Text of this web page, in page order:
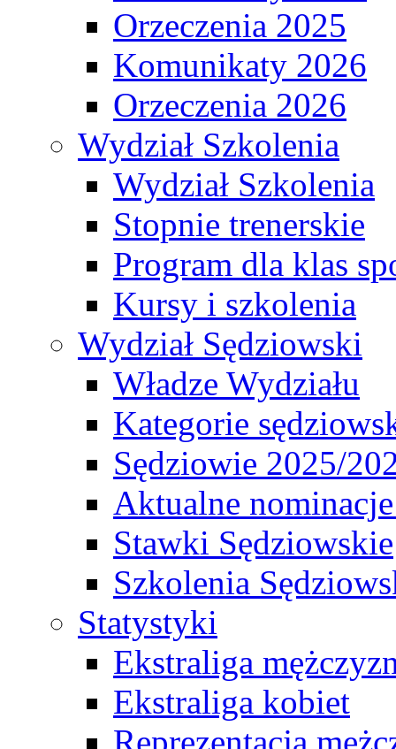
Orzeczenia 2025
Komunikaty 2026
Orzeczenia 2026
Wydział Szkolenia
Wydział Szkolenia
Stopnie trenerskie
Program dla klas
Kursy i szkolenia
Wydział Sędziowski
Władze Wydziału
Kategorie
Sędziowie 2025/
Aktualne
Stawki Sędziowskie
Szkolenia
Statystyki
Ekstraliga
Ekstraliga kobiet
Reprezentacja